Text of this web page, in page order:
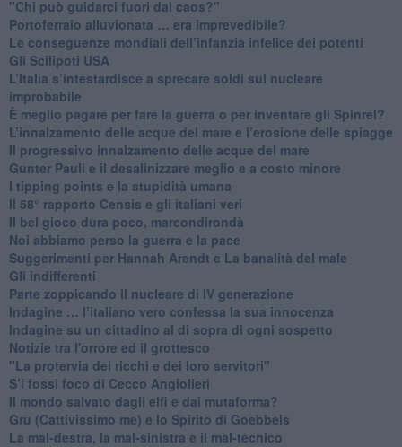
"Chi può guidarci fuori dal caos?"
​Portoferraio alluvionata … era imprevedibile?
Le conseguenze mondiali dell’infanzia infelice dei potenti
​Gli Scilipoti USA
L’Italia s’intestardisce a sprecare soldi sul nucleare
improbabile
È meglio pagare per fare la guerra o per inventare gli Spinrel?
​L’innalzamento delle acque del mare e l’erosione delle spiagge
​Il progressivo innalzamento delle acque del mare
​Gunter Pauli e il desalinizzare meglio e a costo minore
I tipping points e la stupidità umana
​Il 58° rapporto Censis e gli italiani veri
​Il bel gioco dura poco, marcondirondà
Noi abbiamo perso la guerra e la pace
Suggerimenti per Hannah Arendt e La banalità del male
​Gli indifferenti
Parte zoppicando il nucleare di IV generazione
​Indagine … l’italiano vero confessa la sua innocenza
Indagine su un cittadino al di sopra di ogni sospetto
Notizie tra l'orrore ed il grottesco
"La protervia dei ricchi e dei loro servitori"
S’i fossi foco di Cecco Angiolieri
​Il mondo salvato dagli elfi e dai mutaforma?
Gru (Cattivissimo me) e lo Spirito di Goebbels
​La mal-destra, la mal-sinistra e il mal-tecnico